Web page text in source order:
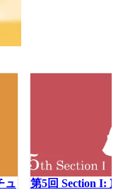
ュ
第5回 Section I: